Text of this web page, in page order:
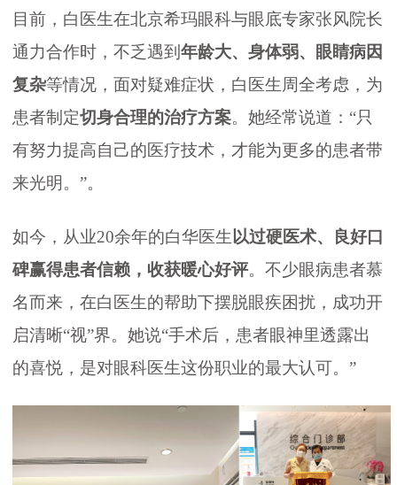
目前，白医生在北京希玛眼科与眼底专家张风院长
通力合作时，不乏遇到 年龄大、身体弱、眼睛病因
复杂等情况，面对疑难症状，白医生周全考虑，为
患者制定切身合理的治疗方案。她经常说道：“只
有努力提高自己的医疗技术，才能为更多的患者带
来光明。”。
如今，从业20余年的白华医生 以过硬医术、良好口
碑赢得患者信赖，收获暖心好评。不少眼病患者慕
名而来，在白医生的帮助下摆脱眼疾困扰，成功开
启清晰“视”界。她说“手术后，患者眼神里透露出
的喜悦，是对眼科医生这份职业的最大认可。”